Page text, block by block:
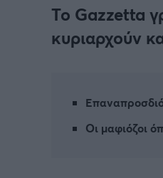
Το Gazzetta
κυριαρχούν
Οι μαφιόζοι